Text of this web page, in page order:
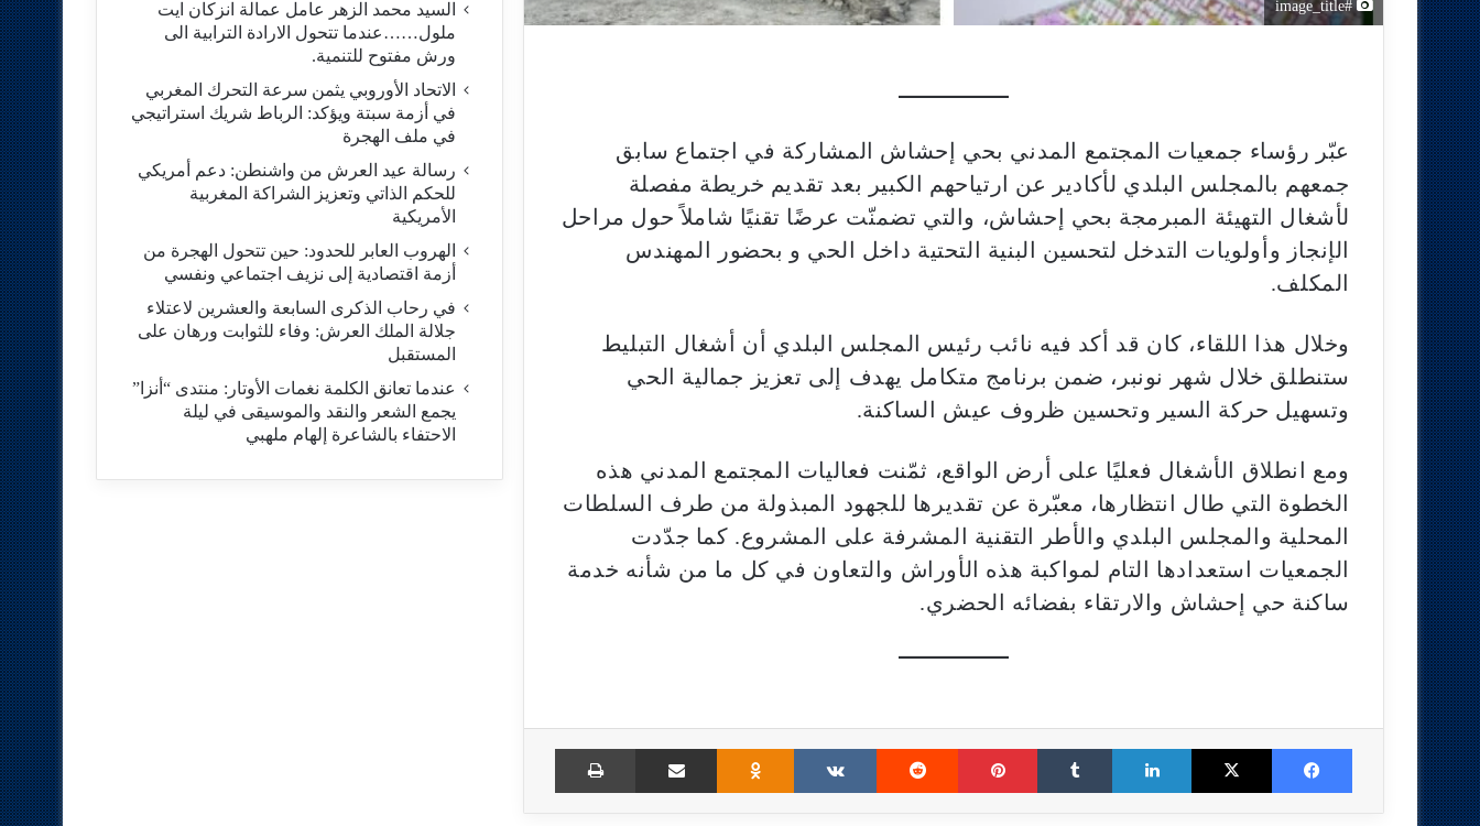
#image_title
عبّر رؤساء جمعيات المجتمع المدني بحي إحشاش المشاركة في اجتماع سابق
جمعهم بالمجلس البلدي لأكادير عن ارتياحهم الكبير بعد تقديم خريطة مفصلة
لأشغال التهيئة المبرمجة بحي إحشاش، والتي تضمنّت عرضًا تقنيًا شاملاً حول مراحل
الإنجاز وأولويات التدخل لتحسين البنية التحتية داخل الحي و بحضور المهندس
المكلف.
وخلال هذا اللقاء، كان قد أكد فيه نائب رئيس المجلس البلدي أن أشغال التبليط
ستنطلق خلال شهر نونبر، ضمن برنامج متكامل يهدف إلى تعزيز جمالية الحي
وتسهيل حركة السير وتحسين ظروف عيش الساكنة.
ومع انطلاق الأشغال فعليًا على أرض الواقع، ثمّنت فعاليات المجتمع المدني هذه
الخطوة التي طال انتظارها، معبّرة عن تقديرها للجهود المبذولة من طرف السلطات
المحلية والمجلس البلدي والأطر التقنية المشرفة على المشروع. كما جدّدت
الجمعيات استعدادها التام لمواكبة هذه الأوراش والتعاون في كل ما من شأنه خدمة
ساكنة حي إحشاش والارتقاء بفضائه الحضري.
Facebook
X
LinkedIn
Tumblr
Pinterest
Reddit
VKontakte
Odnoklassniki
Share via Email
Print
السيد محمد الزهر عامل عمالة انزكان ايت
ملول……عندما تتحول الارادة الترابية الى
ورش مفتوح للتنمية.
الاتحاد الأوروبي يثمن سرعة التحرك المغربي
في أزمة سبتة ويؤكد: الرباط شريك استراتيجي
في ملف الهجرة
رسالة عيد العرش من واشنطن: دعم أمريكي
للحكم الذاتي وتعزيز الشراكة المغربية
الأمريكية
​الهروب العابر للحدود: حين تتحول الهجرة من
أزمة اقتصادية إلى نزيف اجتماعي ونفسي
في رحاب الذكرى السابعة والعشرين لاعتلاء
جلالة الملك العرش: وفاء للثوابت ورهان على
المستقبل
​عندما تعانق الكلمة نغمات الأوتار: منتدى “أنزا”
يجمع الشعر والنقد والموسيقى في ليلة
الاحتفاء بالشاعرة إلهام ملهبي